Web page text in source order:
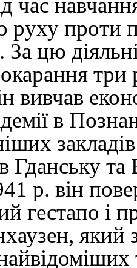
руху проти
цю
три
вивчав
в
Гданську та
р. він
гестапо і
який